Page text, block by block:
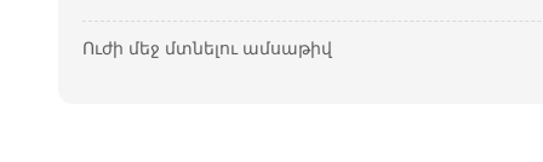
Ուժի մեջ մտնելու ամսաթիվ